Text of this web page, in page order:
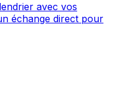
avec vos
échange direct pour